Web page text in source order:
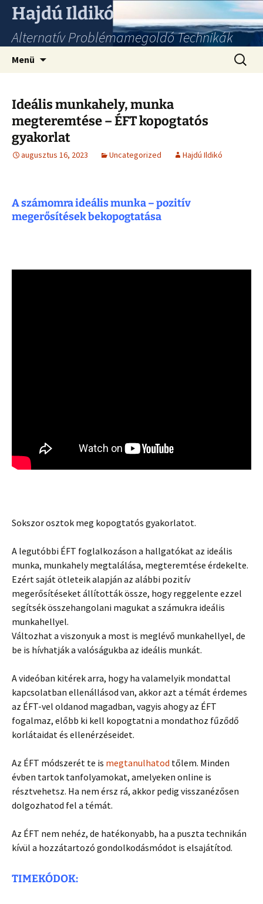
Hajdú Ildikó
Alternatív Problémamegoldó Technikák
Menü
Ideális munkahely, munka
megteremtése – ÉFT kopogtatós
gyakorlat
augusztus 16, 2023 Uncategorized Hajdú Ildikó
A számomra ideális munka – pozitív
megerősítések bekopogtatása
Sokszor osztok meg kopogtatós gyakorlatot.
A legutóbbi ÉFT foglalkozáson a hallgatókat az ideális
munka, munkahely megtalálása, megteremtése érdekelte.
Ezért saját ötleteik alapján az alábbi pozitív
megerősítéseket állították össze, hogy reggelente ezzel
segítsék összehangolani magukat a számukra ideális
munkahellyel.
Változhat a viszonyuk a most is meglévő munkahellyel, de
be is hívhatják a valóságukba az ideális munkát.
A videóban kitérek arra, hogy ha valamelyik mondattal
kapcsolatban ellenállásod van, akkor azt a témát érdemes
az ÉFT-vel oldanod magadban, vagyis ahogy az ÉFT
fogalmaz, előbb ki kell kopogtatni a mondathoz fűződő
korlátaidat és ellenérzéseidet.
Az ÉFT módszerét te is megtanulhatod tőlem. Minden
évben tartok tanfolyamokat, amelyeken online is
résztvehetsz. Ha nem érsz rá, akkor pedig visszanézősen
dolgozhatod fel a témát.
Az ÉFT nem nehéz, de hatékonyabb, ha a puszta technikán
kívül a hozzátartozó gondolkodásmódot is elsajátítod.
TIMEKÓDOK: